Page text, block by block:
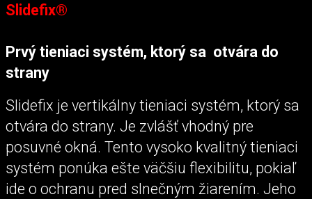
Slidefix®
Prvý tieniaci systém, ktorý sa otvára do
strany
Slidefix je vertikálny tieniaci systém, ktorý sa
otvára do strany. Je zvlášť vhodný pre
posuvné okná. Tento vysoko kvalitný tieniaci
systém ponúka ešte väčšiu flexibilitu, pokiaľ
ide o ochranu pred slnečným žiarením. Jeho